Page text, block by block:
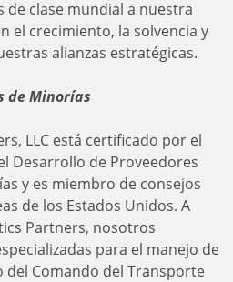
de clase mundial a nuestra
el crecimiento, la solvencia y
alianzas estratégicas.
de Minorías
LLC está certificado por el
Desarrollo de Proveedores
y es miembro de consejos
de los Estados Unidos. A
Partners, nosotros
para el manejo de
del Comando del Transporte